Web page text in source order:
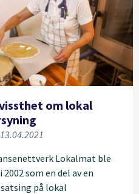
om lokal
Lokalmat ble
som en del av en
på lokal